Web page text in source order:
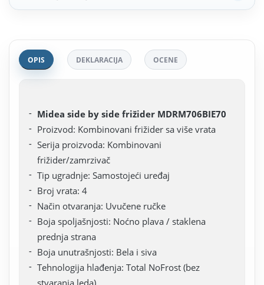
OPIS DEKLARACIJA OCENE
Midea side by side frižider MDRM706BIE70
Proizvod: Kombinovani frižider sa više vrata
Serija proizvoda: Kombinovani
frižider/zamrzivač
Tip ugradnje: Samostojeći uređaj
Broj vrata: 4
Način otvaranja: Uvučene ručke
Boja spoljašnjosti: Noćno plava / staklena
prednja strana
Boja unutrašnjosti: Bela i siva
Tehnologija hlađenja: Total NoFrost (bez
stvaranja leda)